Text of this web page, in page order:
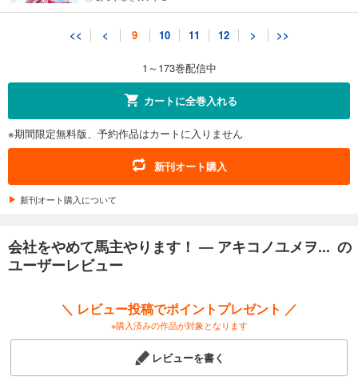
会社をやめて馬主やります！ ― アキコノユメヲ ― 91
あらすじを表示する
会社をやめて馬主やります！ ― アキコノユメヲ ― 92
円 (税込)
会社をやめて馬主やります！ ― アキコノユメヲ ― 93
あらすじを表示する
会社をやめて馬主やります！ ― アキコノユメヲ ― 94
<< < 9 10 11 12 > >>
1～173巻配信中
カートに全巻入れる
※期間限定無料版、予約作品はカートに入りません
新刊オート購入
新刊オート購入について
会社をやめて馬主やります！ ― アキコノユメヲ... の
ユーザーレビュー
＼ レビュー投稿でポイントプレゼント ／
※購入済みの作品が対象となります
レビューを書く